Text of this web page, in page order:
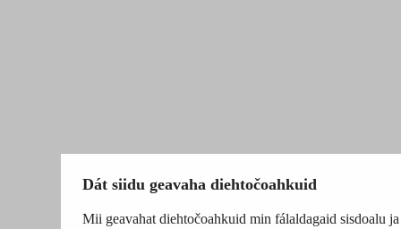
Dát siidu geavaha diehtočoahkuid
Mii geavahat diehtočoahkuid min fálaldagaid sisdoalu ja